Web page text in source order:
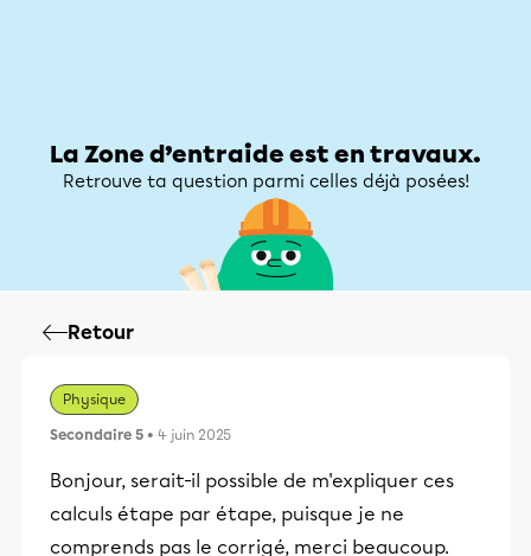
La Zone d’entraide est en travaux.
Retrouve ta question parmi celles déjà posées!
Retour
Physique
Secondaire 5 • 4 juin 2025
Bonjour, serait-il possible de m'expliquer ces
calculs étape par étape, puisque je ne
comprends pas le corrigé, merci beaucoup.